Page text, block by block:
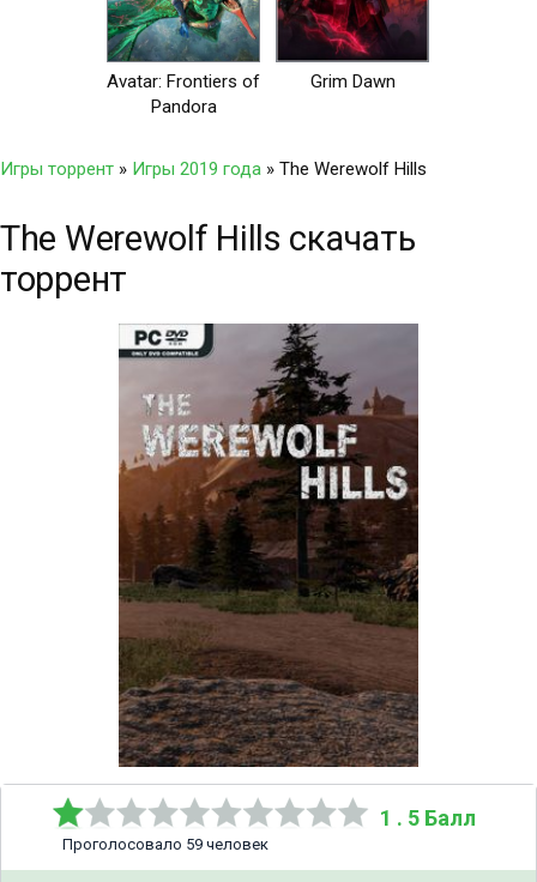
Avatar: Frontiers of
Pandora
Grim Dawn
Игры торрент » Игры 2019 года » The Werewolf Hills
The Werewolf Hills скачать
торрент
1 . 5 Балл
Проголосовало 59 человек